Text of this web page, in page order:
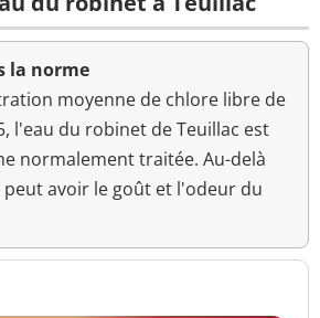
<0,01 mg/L
Aucun
anormal
la norme
moyenne de chlore libre de
l'eau du robinet de Teuillac est
normalement traitée. Au-delà
peut avoir le goût et l'odeur du